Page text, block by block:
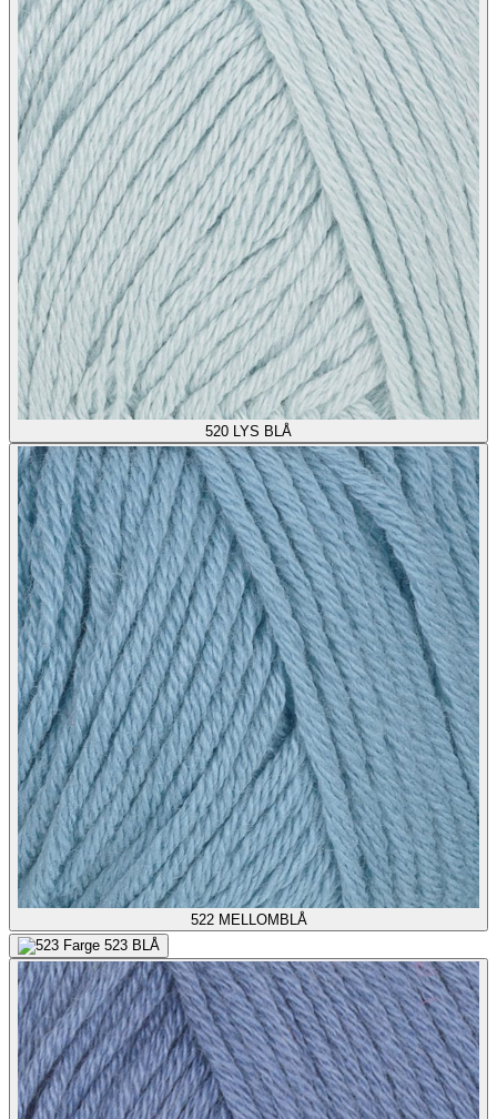
520 LYS BLÅ
522 MELLOMBLÅ
523 BLÅ